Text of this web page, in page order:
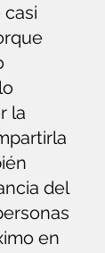
casi
la
del
en